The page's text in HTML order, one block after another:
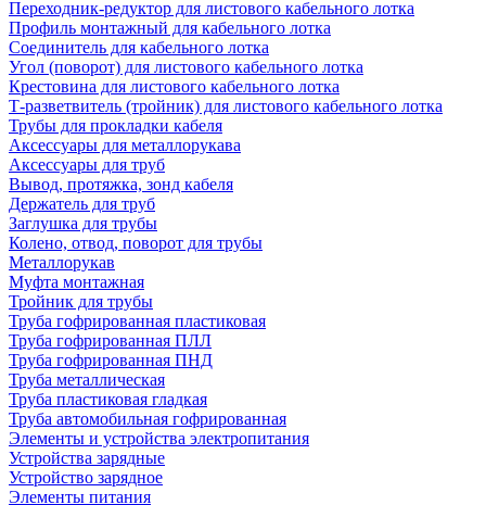
Переходник-редуктор для листового кабельного лотка
Профиль монтажный для кабельного лотка
Соединитель для кабельного лотка
Угол (поворот) для листового кабельного лотка
Крестовина для листового кабельного лотка
Т-разветвитель (тройник) для листового кабельного лотка
Трубы для прокладки кабеля
Аксессуары для металлорукава
Аксессуары для труб
Вывод, протяжка, зонд кабеля
Держатель для труб
Заглушка для трубы
Колено, отвод, поворот для трубы
Металлорукав
Муфта монтажная
Тройник для трубы
Труба гофрированная пластиковая
Труба гофрированная ПЛЛ
Труба гофрированная ПНД
Труба металлическая
Труба пластиковая гладкая
Труба автомобильная гофрированная
Элементы и устройства электропитания
Устройства зарядные
Устройство зарядное
Элементы питания